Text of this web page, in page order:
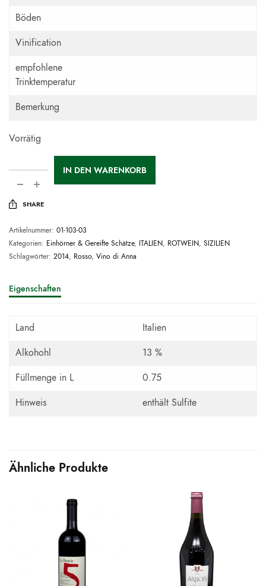
Böden
Vinification
empfohlene
Trinktemperatur
Bemerkung
Vorrätig
IN DEN WARENKORB
SHARE
Artikelnummer: 01-103-03
Kategorien: Einhörner & Gereifte Schätze, ITALIEN, ROTWEIN, SIZILIEN
Schlagwörter: 2014, Rosso, Vino di Anna
Eigenschaften
Land
Italien
Alkohohl
13 %
Füllmenge in L
0.75
Hinweis
enthält Sulfite
Ähnliche Produkte